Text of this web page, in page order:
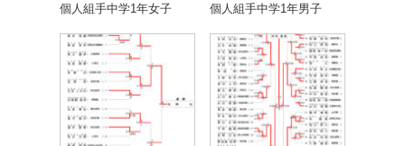
個人組手中学1年女子 個人組手中学1年男子